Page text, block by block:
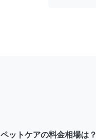
ペットケアの料金相場は？